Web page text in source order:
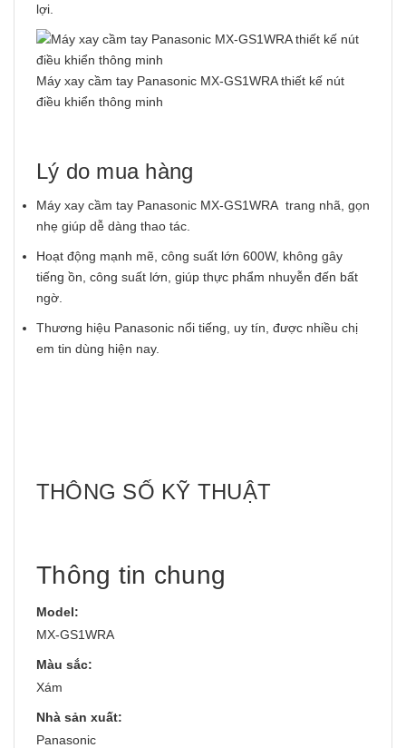
lợi.
Máy xay cầm tay Panasonic MX-GS1WRA thiết kế nút
điều khiển thông minh
Lý do mua hàng
Máy xay cầm tay Panasonic MX-GS1WRA trang nhã, gọn
nhẹ giúp dễ dàng thao tác.
Hoạt động mạnh mẽ, công suất lớn 600W, không gây
tiếng ồn, công suất lớn, giúp thực phẩm nhuyễn đến bất
ngờ.
Thương hiệu Panasonic nổi tiếng, uy tín, được nhiều chị
em tin dùng hiện nay.
THÔNG SỐ KỸ THUẬT
Thông tin chung
Model:
MX-GS1WRA
Màu sắc:
Xám
Nhà sản xuất:
Panasonic